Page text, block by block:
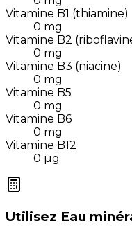
Vitamine B1 (thiamine)
0 mg
Vitamine B2
0 mg
Vitamine B3 (niacine)
0 mg
Vitamine B5
0 mg
Vitamine B6
0 mg
Vitamine B12
0 µg
Utilisez Eau